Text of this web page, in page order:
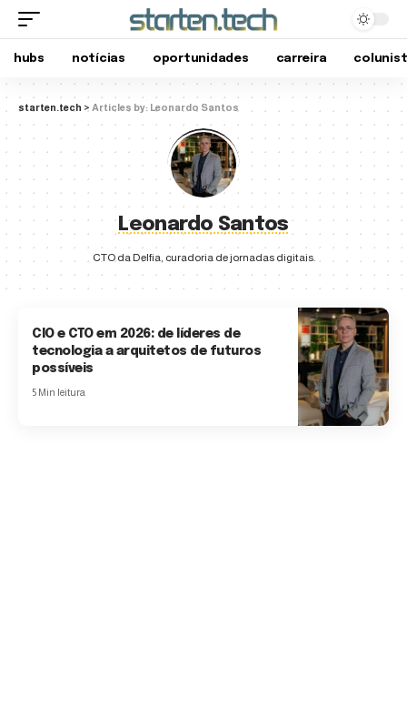
hubs notícias oportunidades carreira
starten.tech > Articles by: Leonardo Santos
Leonardo Santos
CTO da Delfia, curadoria de jornadas digitais.
CIO e CTO em 2026: de líderes de
tecnologia a arquitetos de futuros
possíveis
5 Min leitura